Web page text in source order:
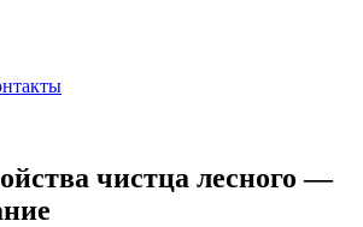
чистца лесного —